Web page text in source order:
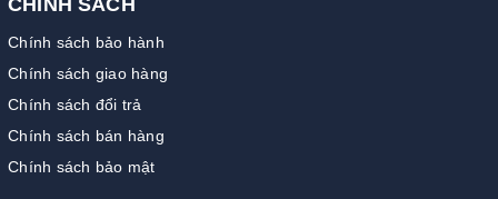
Chính sách bảo hành
Chính sách giao hàng
Chính sách đổi trả
Chính sách bán hàng
Chính sách bảo mật